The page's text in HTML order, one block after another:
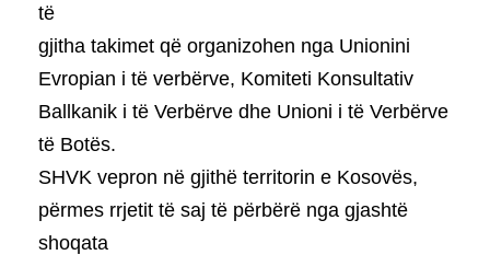
të
gjitha takimet që organizohen nga Unionini
Evropian i të verbërve, Komiteti Konsultativ
Ballkanik i të Verbërve dhe Unioni i të Verbërve
të Botës.
SHVK vepron në gjithë territorin e Kosovës,
përmes rrjetit të saj të përbërë nga gjashtë
shoqata